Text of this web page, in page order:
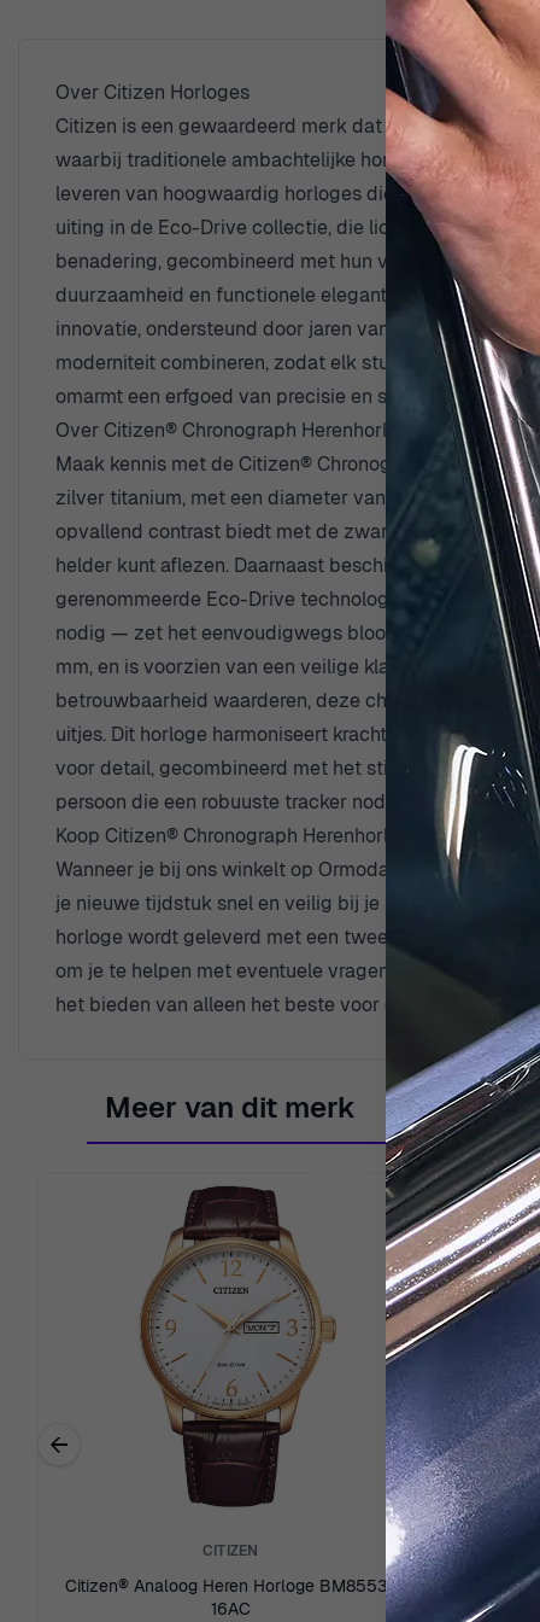
Over Citizen Horloges
Citizen is een gewaardeerd merk dat vooroploopt in
waarbij traditionele ambachtelijke horlogeproductie
leveren van hoogwaardig horloges die niet alleen
uiting in de Eco-Drive collectie, die licht gebruikt om
benadering, gecombineerd met hun vakmanschap
duurzaamheid en functionele elegantie, cateren
innovatie, ondersteund door jaren van
moderniteit combineren, zodat elk stuk niet alleen
omarmt een erfgoed van precisie en stijl dat de tand
Over Citizen® Chronograph Herenhorloge CA0700-
Maak kennis met de Citizen® Chronograph
zilver titanium, met een diameter van 41 mm en een
opvallend contrast biedt met de zwarte wijzerplaat.
helder kunt aflezen. Daarnaast beschikt het over een
gerenommeerde Eco-Drive technologie van Citizen,
nodig — zet het eenvoudigwegs bloot aan licht en
mm, en is voorzien van een veilige klapsluiting met
betrouwbaarheid waarderen, deze chronograaf heeft
uitjes. Dit horloge harmoniseert kracht met elegantie,
voor detail, gecombineerd met het stijlvolle ontwerp,
persoon die een robuuste tracker nodig heeft, het
Koop Citizen® Chronograph Herenhorloge CA0700-
Wanneer je bij ons winkelt op Ormoda, kun je een
je nieuwe tijdstuk snel en veilig bij je thuis arriveert.
horloge wordt geleverd met een twee jaar garantie,
om je te helpen met eventuele vragen, zodat je de
het bieden van alleen het beste voor onze klanten,
Meer van dit merk
Previous related products
←
CITIZEN
Citizen® Analoog Heren Horloge BM8553-
16AC
Citizen®